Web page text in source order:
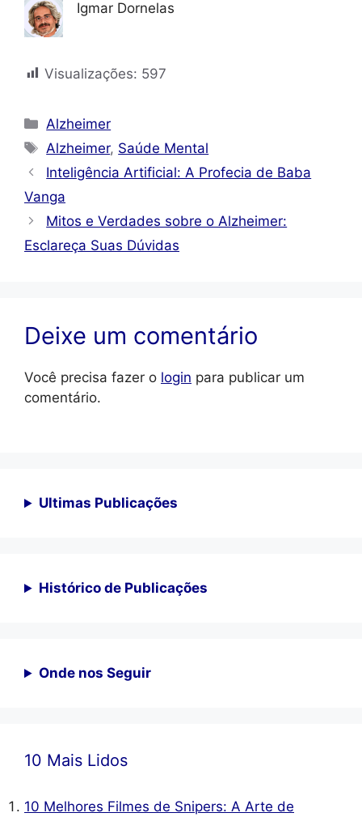
Igmar Dornelas
Visualizações: 597
Categorias
Alzheimer
Tags
Alzheimer, Saúde Mental
Inteligência Artificial: A Profecia de Baba
Vanga
Mitos e Verdades sobre o Alzheimer:
Esclareça Suas Dúvidas
Deixe um comentário
Você precisa fazer o login para publicar um
comentário.
Ultimas Publicações
Histórico de Publicações
Onde nos Seguir
10 Mais Lidos
10 Melhores Filmes de Snipers: A Arte de